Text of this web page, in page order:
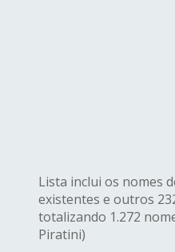
Lista inclui os nomes
existentes e outros
totalizando 1.272
Piratini)